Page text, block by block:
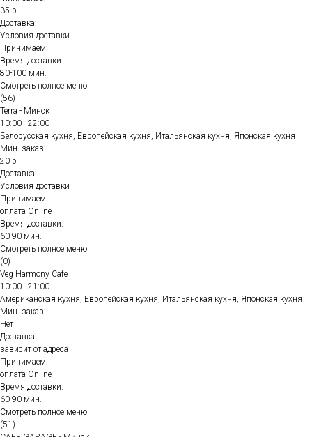
35 р
Доставка:
Условия доставки
Принимаем:
Время доставки:
80-100 мин.
Смотреть полное меню
(56)
Terra - Минск
10:00 - 22:00
Белорусская кухня, Европейская кухня, Итальянская кухня, Японская кухня
Мин. заказ:
20 р
Доставка:
Условия доставки
Принимаем:
оплата Online
Время доставки:
60-90 мин.
Смотреть полное меню
(0)
Veg Harmony Cafe
10:00 - 21:00
Американская кухня, Европейская кухня, Итальянская кухня, Японская кухня
Мин. заказ:
Нет
Доставка:
зависит от адреса
Принимаем:
оплата Online
Время доставки:
60-90 мин.
Смотреть полное меню
(51)